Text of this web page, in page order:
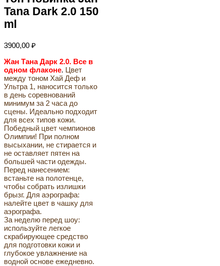
Tana Dark 2.0 150
ml
3900,00 ₽
Жан Тана Дарк 2.0. Все в
одном флаконе. Цвет
между тоном Хай Деф и
Ультра 1, наносится только
в день соревнований
минимум за 2 часа до
сцены. Идеально подходит
для всех типов кожи.
Победный цвет чемпионов
Олимпии! При полном
высыхании, не стирается и
не оставляет пятен на
большей части одежды.
Перед нанесением:
встаньте на полотенце,
чтобы собрать излишки
брызг. Для аэрографа:
налейте цвет в чашку для
аэрографа.
За неделю перед шоу:
используйте легкое
скрабирующее средство
для подготовки кожи и
глубокое увлажнение на
водной основе ежедневно.